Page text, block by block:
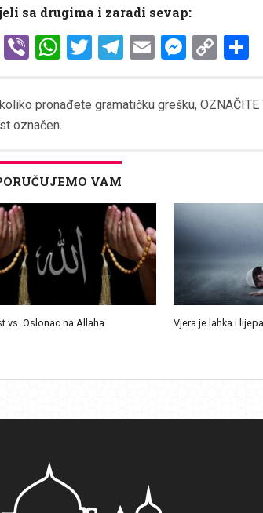
sa drugima i zaradi sevap:
ViberWhatsApp
Twitter
Telegram
EmailCopy
pronađete gramatičku grešku,
označen.
VAM
vs. Oslonac na Allaha Vjera je lahka i lijepa